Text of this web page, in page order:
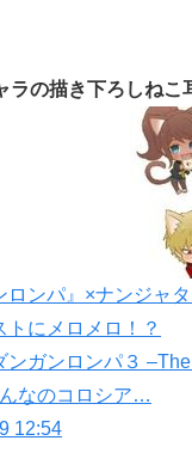
ラの描き下ろしねこ
ロンパ』×ナンジャ
トにメロメロ！？
ンガンロンパ３
なのコロシア…
12:54